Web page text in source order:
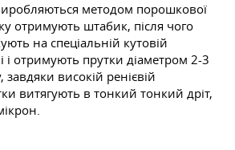
методом порошкової
отримують штабик, після чого
на спеціальній кутовій
і отримують прутки діаметром 2-3
високій ренієвій
витягують в тонкий тонкий дріт,